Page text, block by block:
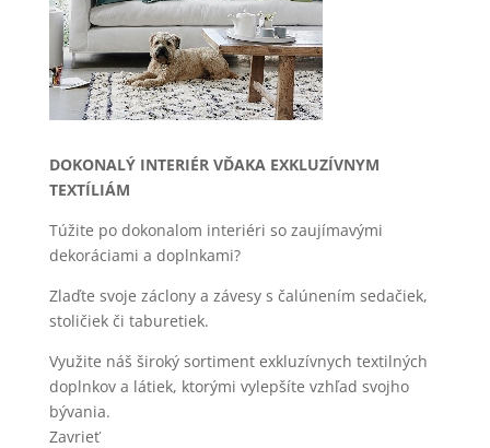
DOKONALÝ INTERIÉR VĎAKA EXKLUZÍVNYM
TEXTÍLIÁM
Túžite po dokonalom interiéri so zaujímavými
dekoráciami a doplnkami?
Zlaďte svoje záclony a závesy s čalúnením sedačiek,
stoličiek či taburetiek.
Využite náš široký sortiment exkluzívnych textilných
doplnkov a látiek, ktorými vylepšíte vzhľad svojho
bývania.
Zavrieť